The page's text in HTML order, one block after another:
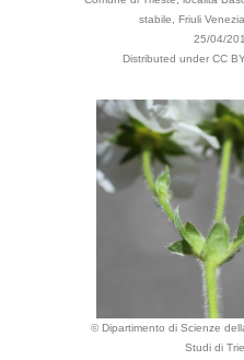
stabile, Friuli
25/04/
Distributed under CC
© Dipartimento di Scienze
Studi di